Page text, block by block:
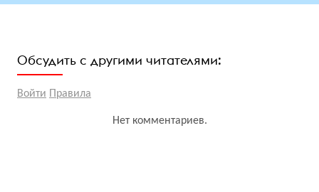
Обсудить с другими читателями:
Войти Правила
Нет комментариев.